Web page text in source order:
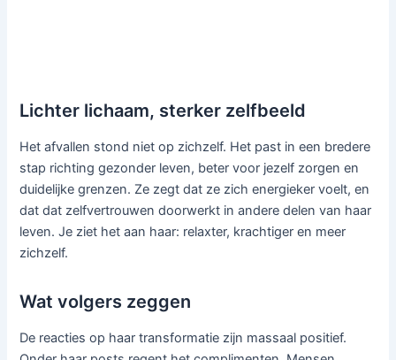
Lichter lichaam, sterker zelfbeeld
Het afvallen stond niet op zichzelf. Het past in een bredere
stap richting gezonder leven, beter voor jezelf zorgen en
duidelijke grenzen. Ze zegt dat ze zich energieker voelt, en
dat dat zelfvertrouwen doorwerkt in andere delen van haar
leven. Je ziet het aan haar: relaxter, krachtiger en meer
zichzelf.
Wat volgers zeggen
De reacties op haar transformatie zijn massaal positief.